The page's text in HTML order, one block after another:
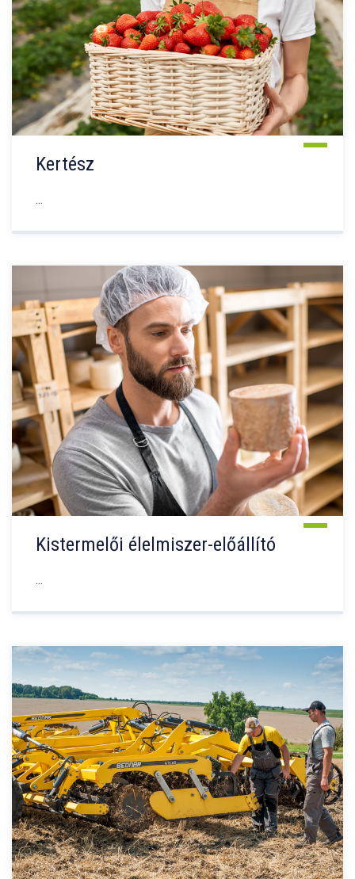
Kertész
...
Kistermelői élelmiszer-előállító
...